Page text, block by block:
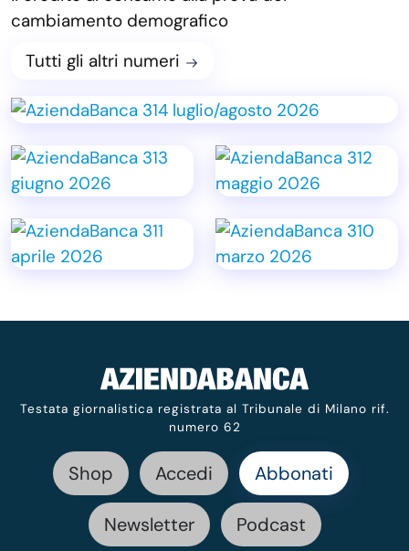
cambiamento demografico
Tutti gli altri numeri
Testata giornalistica registrata al Tribunale di Milano rif.
numero 62
Shop Accedi Abbonati
Newsletter Podcast